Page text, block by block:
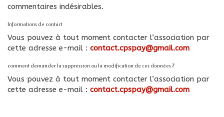
commentaires indésirables.
Informations de contact
Vous pouvez à tout moment contacter l’association par
cette adresse e-mail : contact.cpspay@gmail.com
comment demander la suppression ou la modification de ces données ?
Vous pouvez à tout moment contacter l’association par
cette adresse e-mail : contact.cpspay@gmail.com